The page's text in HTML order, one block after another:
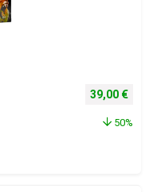
Izvorna
39,00 €
50%